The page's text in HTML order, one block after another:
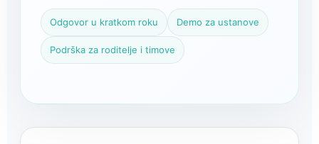
Odgovor u kratkom roku Demo za ustanove
Podrška za roditelje i timove